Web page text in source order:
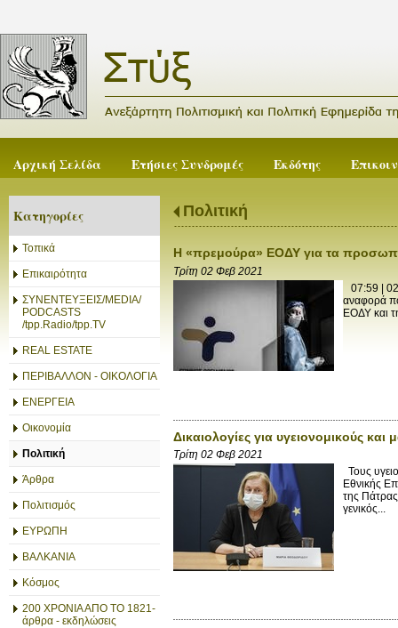
Αρχική Σελίδα Ετήσιες Συνδρομές Εκδότης
Κατηγορίες
Τοπικά
Επικαιρότητα
ΣΥΝΕΝΤΕΥΞΕΙΣ/MEDIA/
PODCASTS
/tpp.Radio/tpp.TV
REAL ESTATE
ΠΕΡΙΒΑΛΛΟΝ - ΟΙΚΟΛΟΓΙΑ
ΕΝΕΡΓΕΙΑ
Οικονομία
Πολιτική
Άρθρα
Πολιτισμός
ΕΥΡΩΠΗ
ΒΑΛΚΑΝΙΑ
Κόσμος
200 ΧΡΟΝΙΑ ΑΠΟ ΤΟ 1821-
άρθρα - εκδηλώσεις
Πολιτική
Η «πρεμούρα» ΕΟΔΥ για τα
Τρίτη 02 Φεβ 2021
07:59 | 02
αναφορά
ΕΟΔΥ και
Δικαιολογίες για υγειονομικούς
Τρίτη 02 Φεβ 2021
Τους
Εθνικής
της
γενικός...